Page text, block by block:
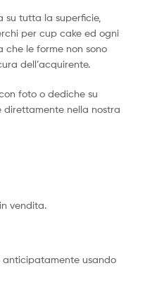
su tutta la superficie,
per cup cake ed ogni
che le forme non sono
dell’acquirente.
foto o dediche su
direttamente nella nostra
vendita.
anticipatamente usando